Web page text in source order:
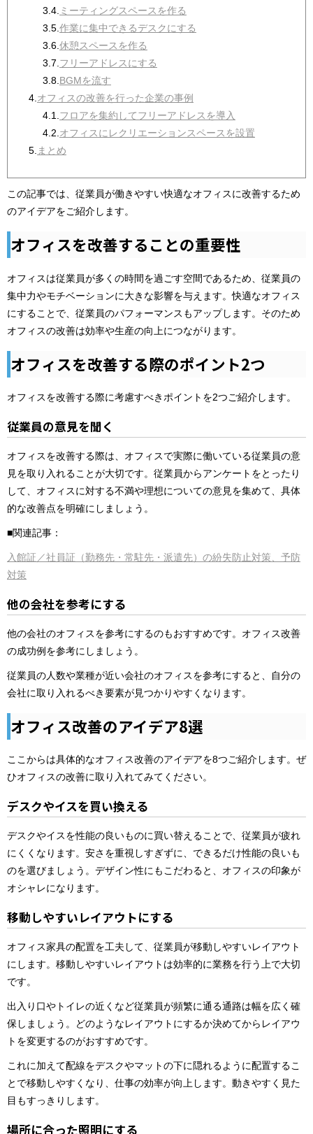
3.4. ミーティングスペースを作る
3.5. 作業に集中できるデスクにする
3.6. 休憩スペースを作る
3.7. フリーアドレスにする
3.8. BGMを流す
4. オフィスの改善を行った企業の事例
4.1. フロアを集約してフリーアドレスを導入
4.2. オフィスにレクリエーションスペースを設置
5. まとめ
この記事では、従業員が働きやすい快適なオフィスに改善するため
のアイデアをご紹介します。
オフィスを改善することの重要性
オフィスは従業員が多くの時間を過ごす空間であるため、従業員の
集中力やモチベーションに大きな影響を与えます。快適なオフィス
にすることで、従業員のパフォーマンスもアップします。そのため
オフィスの改善は効率や生産の向上につながります。
オフィスを改善する際のポイント2つ
オフィスを改善する際に考慮すべきポイントを2つご紹介します。
従業員の意見を聞く
オフィスを改善する際は、オフィスで実際に働いている従業員の意
見を取り入れることが大切です。従業員からアンケートをとったり
して、オフィスに対する不満や理想についての意見を集めて、具体
的な改善点を明確にしましょう。
■関連記事：
入館証／社員証（勤務先・常駐先・派遣先）の紛失防止対策、予防
対策
他の会社を参考にする
他の会社のオフィスを参考にするのもおすすめです。オフィス改善
の成功例を参考にしましょう。
従業員の人数や業種が近い会社のオフィスを参考にすると、自分の
会社に取り入れるべき要素が見つかりやすくなります。​​​​​​​
オフィス改善のアイデア8選
ここからは具体的なオフィス改善のアイデアを8つご紹介します。ぜ
ひオフィスの改善に取り入れてみてください。
デスクやイスを買い換える
デスクやイスを性能の良いものに買い替えることで、従業員が疲れ
にくくなります。安さを重視しすぎずに、できるだけ性能の良いも
のを選びましょう。デザイン性にもこだわると、オフィスの印象が
オシャレになります。
移動しやすいレイアウトにする
オフィス家具の配置を工夫して、従業員が移動しやすいレイアウト
にします。移動しやすいレイアウトは効率的に業務を行う上で大切
です。
出入り口やトイレの近くなど従業員が頻繁に通る通路は幅を広く確
保しましょう。どのようなレイアウトにするか決めてからレイアウ
トを変更するのがおすすめです。
これに加えて配線をデスクやマットの下に隠れるように配置するこ
とで移動しやすくなり、仕事の効率が向上します。動きやすく見た
目もすっきりします。
場所に合った照明にする